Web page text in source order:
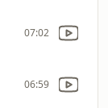
07:02
06:59